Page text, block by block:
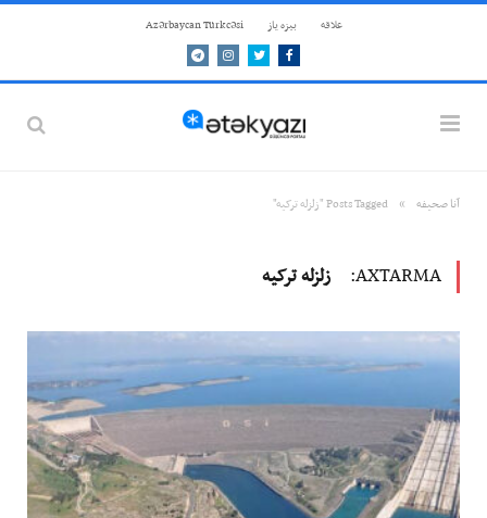
علاقه بيزه ياز Azərbaycan Türkcəsi
Facebook
Twitter
Instagram
Telegram
آنا صحيفه » Posts Tagged "زلزله ترکیه"
AXTARMA: زلزله ترکیه